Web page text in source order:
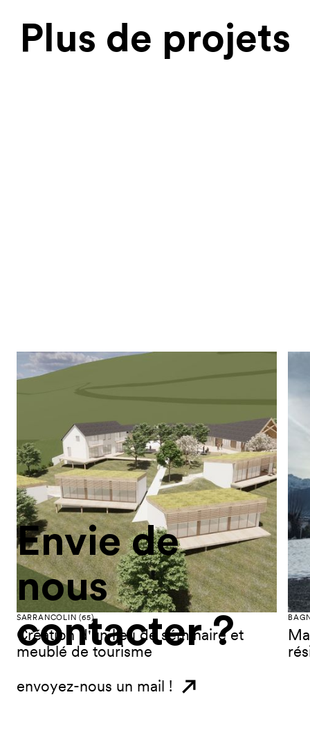
Plus de projets
SARRANCOLIN (65)
Création d'un lieu de séminaire et
meublé de tourisme
Envie de
nous
contacter ?
envoyez-nous un mail !